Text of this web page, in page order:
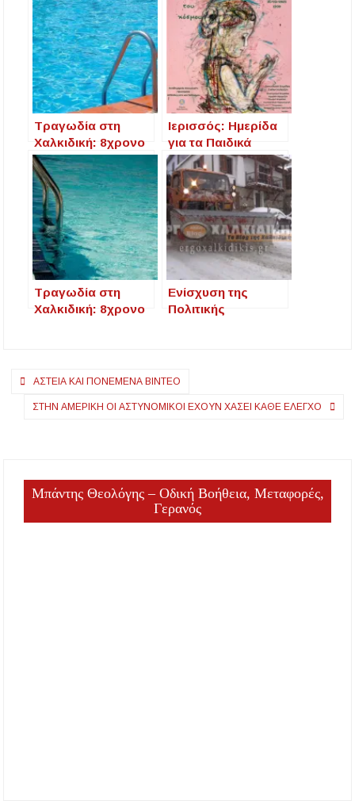
Τραγωδία στη
Χαλκιδική: 8χρονο
κορίτσι χάνει τη
ζωή του σε πισίνα
κατασκήνωσης
Ιερισσός: Ημερίδα
για τα Παιδικά
Δικαιώματα με τίτλο
«Είμαι Παιδί του
Κόσμου»
Τραγωδία στη
Χαλκιδική: 8χρονο
Ενίσχυση της
Πολιτικής
Μακεδονίας
Πλοήγηση
άρθρων
ΑΣΤΕΊΑ ΚΑΙ ΠΟΝΕΜΈΝΑ ΒΊΝΤΕΟ
ΣΤΗΝ ΑΜΕΡΙΚΗ ΟΙ ΑΣΤΥΝΟΜΙΚΟΙ ΕΧΟΥΝ ΧΑΣΕΙ ΚΑΘΕ ΕΛΕΓΧΟ
Μπάντης Θεολόγης – Οδική Βοήθεια, Μεταφορές,
Γερανός